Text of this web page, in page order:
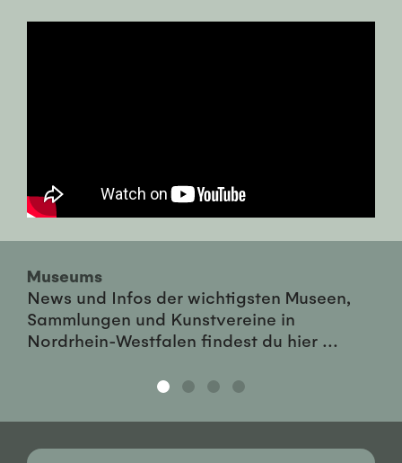
Museums
News und Infos der wichtigsten Museen,
Sammlungen und Kunstvereine in
Nordrhein-Westfalen findest du hier ...